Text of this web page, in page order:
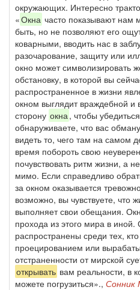
окружающих. Интересно
«Окна часто показывают нам
быть, но не позволяют его
коварными, вводить нас в
разочарование, защиту или
окно может символизировать
обстановку, в которой вы
распространенное в жизни
окном выглядит враждебной и
сторону окна, чтобы
обнаруживаете, что вас
видеть то, чего там на самом
время побороть свою
почувствовать ритм жизни, а
мимо. Если справедливо
за окном оказывается
возможно, вы чувствуете, что
выполняет свои обещания.
прохода из этого мира в иной.
распространены среди тех,
проецированием или
отстраненности от мирской
открывать вам реальности, в
можете погрузиться»., Сонник